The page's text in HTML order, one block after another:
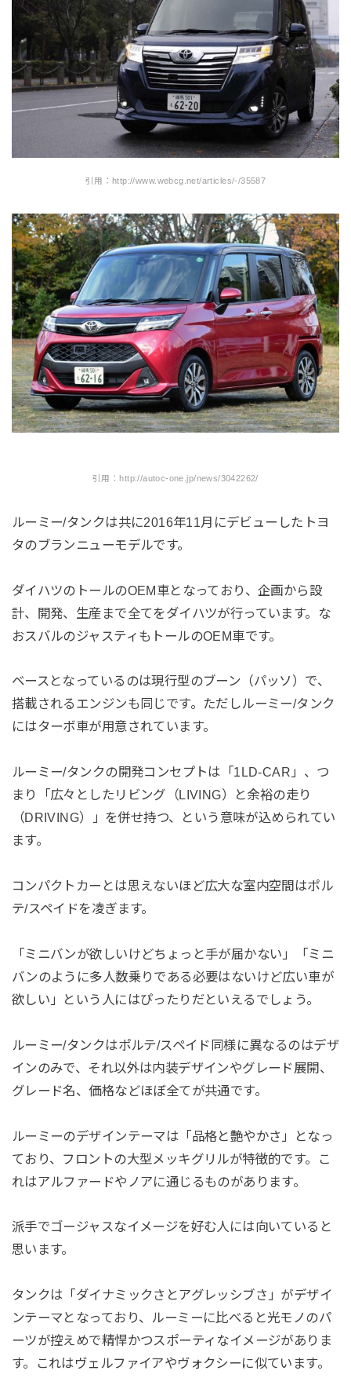
引用：http://www.webcg.net/articles/-/35587
引用：http://autoc-one.jp/news/3042262/
ルーミー/タンクは共に2016年11月にデビューしたトヨ
タのブランニューモデルです。
ダイハツのトールのOEM車となっており、企画から設
計、開発、生産まで全てをダイハツが行っています。な
おスバルのジャスティもトールのOEM車です。
ベースとなっているのは現行型のブーン（パッソ）で、
搭載されるエンジンも同じです。ただしルーミー/タンク
にはターボ車が用意されています。
ルーミー/タンクの開発コンセプトは「1LD-CAR」、つ
まり「広々としたリビング（LIVING）と余裕の走り
（DRIVING）」を併せ持つ、という意味が込められてい
ます。
コンパクトカーとは思えないほど広大な室内空間はポル
テ/スペイドを凌ぎます。
「ミニバンが欲しいけどちょっと手が届かない」「ミニ
バンのように多人数乗りである必要はないけど広い車が
欲しい」という人にはぴったりだといえるでしょう。
ルーミー/タンクはポルテ/スペイド同様に異なるのはデザ
インのみで、それ以外は内装デザインやグレード展開、
グレード名、価格などほぼ全てが共通です。
ルーミーのデザインテーマは「品格と艶やかさ」となっ
ており、フロントの大型メッキグリルが特徴的です。こ
れはアルファードやノアに通じるものがあります。
派手でゴージャスなイメージを好む人には向いていると
思います。
タンクは「ダイナミックさとアグレッシブさ」がデザイ
ンテーマとなっており、ルーミーに比べると光モノのパ
ーツが控えめで精悍かつスポーティなイメージがありま
す。これはヴェルファイアやヴォクシーに似ています。